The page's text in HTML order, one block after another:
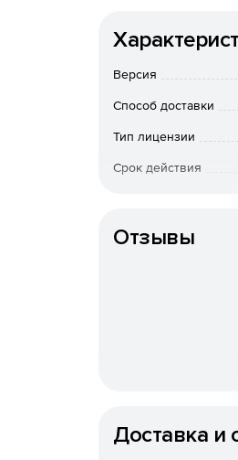
Версия
Способ доставки
Тип лицензии
Срок действия
Отзывы
Доставка и